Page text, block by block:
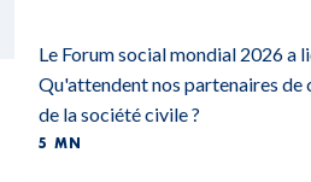
Le Forum social mondial 2026 a
Qu'attendent nos partenaires de
de la société civile ?
5 MN